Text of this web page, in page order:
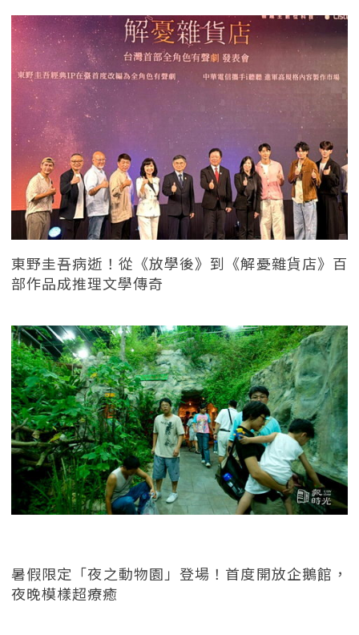
東野圭吾病逝！從《放學後》到《解憂雜貨店》百
部作品成推理文學傳奇
暑假限定「夜之動物園」登場！首度開放企鵝館，
夜晚模樣超療癒